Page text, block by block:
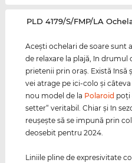
‌PLD 4179/S/FMP/LA
Aceşti ochelari de soare sunt
de relaxare la plajă, în
prietenii prin oraş. Există însă
vei atrage pe ici-colo şi
nou model de la Polaroid poţi
setter“ veritabil. Chiar şi în
reuşeşte să se impună prin
deosebit pentru 2024.
Liniile pline de expresivitate